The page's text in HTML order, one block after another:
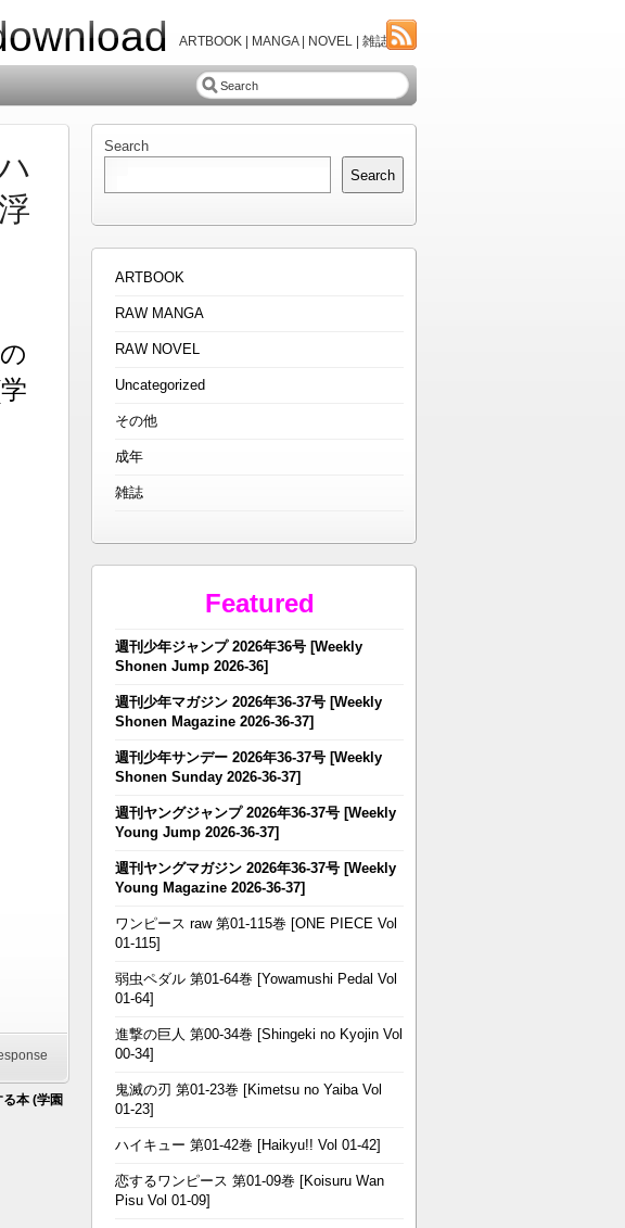
ARTBOOK | MANGA | NOVEL | 雑誌
本 (学園
Search
Search
ARTBOOK
RAW MANGA
RAW NOVEL
Uncategorized
その他
成年
雑誌
Featured
週刊少年ジャンプ 2026年36号 [Weekly
Shonen Jump 2026-36]
週刊少年マガジン 2026年36-37号 [Weekly
Shonen Magazine 2026-36-37]
週刊少年サンデー 2026年36-37号 [Weekly
Shonen Sunday 2026-36-37]
週刊ヤングジャンプ 2026年36-37号 [Weekly
Young Jump 2026-36-37]
週刊ヤングマガジン 2026年36-37号 [Weekly
Young Magazine 2026-36-37]
ワンピース raw 第01-115巻 [ONE PIECE Vol
01-115]
弱虫ペダル 第01-64巻 [Yowamushi Pedal Vol
01-64]
進撃の巨人 第00-34巻 [Shingeki no Kyojin Vol
00-34]
鬼滅の刃 第01-23巻 [Kimetsu no Yaiba Vol
01-23]
ハイキュー 第01-42巻 [Haikyu!! Vol 01-42]
恋するワンピース 第01-09巻 [Koisuru Wan
Pisu Vol 01-09]